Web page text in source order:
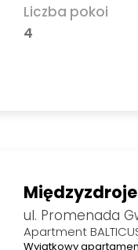
Liczba pokoi
4
Międzyzdroje
ul. Promenada
Apartment
Wyjątkowy